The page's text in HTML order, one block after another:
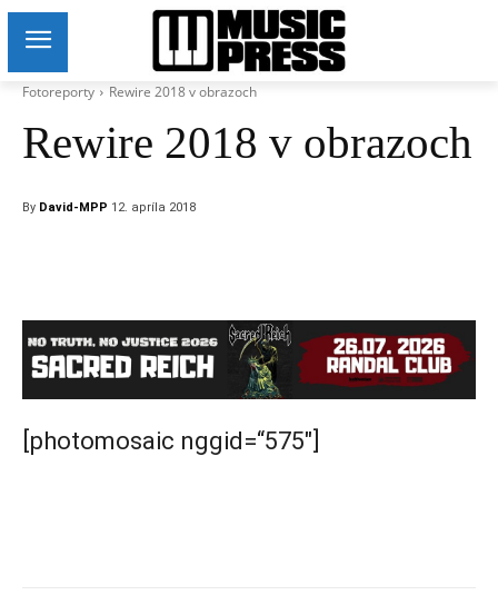
Fotoreporty Rewire 2018 v obrazoch
Rewire 2018 v obrazoch
By David-MPP 12. apríla 2018
[photomosaic nggid=“575″]